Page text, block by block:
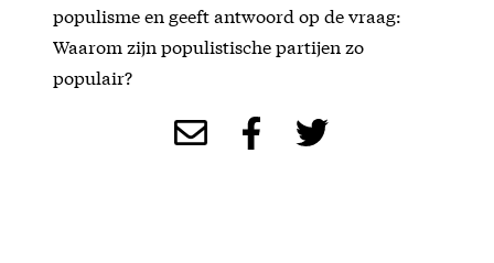
populisme en geeft antwoord op de vraag:
Waarom zijn populistische partijen zo
populair?